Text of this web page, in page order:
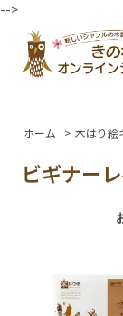
-->
ホーム > 木はり絵
ビギナー